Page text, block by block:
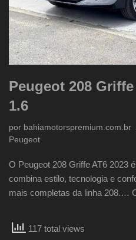
Peugeot 208
1.6
por bahiamotorspremium.com.br
Peugeot
O Peugeot 208 Griffe AT6 2023
combina estilo, tecnologia e
mais completas da linha 208.…
117 total views